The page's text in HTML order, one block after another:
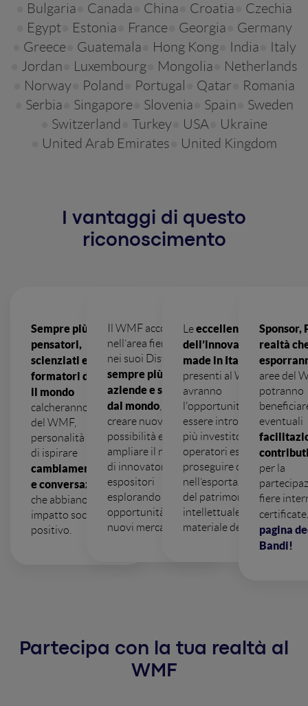
Bulgaria
Canada China Croatia
Czechia
Egypt
Estonia France Georgia
Germany
Greece
Guatemala Hong Kong India
Italy
Jordan
Luxembourg Mongolia
Netherlands
Norway
Poland Portugal Qatar
Romania
Serbia
Singapore Slovenia Spain
Sweden
Switzerland
Turkey USA
Ukraine
United Arab Emirates
United Kingdom
I vantaggi di questo
riconoscimento
Sempre più
pensatori,
scienziati e
formatori da tutto
il mondo
calcheranno i palchi
del WMF,
personalità in grado
di ispirare
cambiamenti, idee
e conversazioni
che abbiano un
impatto sociale
positivo.
Il WMF accoglierà
nell’area fieristica e
nei suoi Distretti
sempre più realtà,
aziende e startup
dal mondo, per
creare nuove
possibilità e
ampliare il network
di innovatori ed
espositori
esplorando insieme
opportunità in
nuovi mercati.
Leeccellenze
dell’innovazione
made in Italy
presenti al WMF
avranno
l'opportunità di
essere introdotte a
più investitori e
operatori esteri, e
proseguire così
nell’esportazione
del patrimonio
intellettuale e
materiale del paese.
Sponsor,
realtà
aree del
potranno
eventuali
per la
fiere
pagina
Bandi!
Partecipa con la tua realtà al
WMF